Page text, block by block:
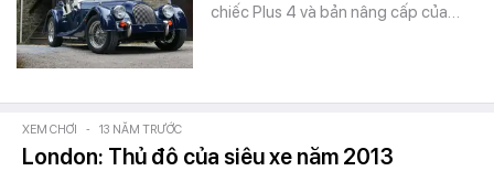
chiếc Plus 4 và bản nâng cấp của…
XEM CHƠI - 13 NĂM TRƯỚC
London: Thủ đô của siêu xe năm 2013